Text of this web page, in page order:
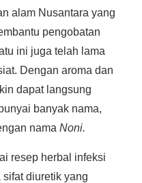
alam Nusantara yang
pengobatan
ini juga telah lama
Dengan aroma dan
dapat langsung
banyak nama,
nama Noni.
resep herbal infeksi
diuretik yang